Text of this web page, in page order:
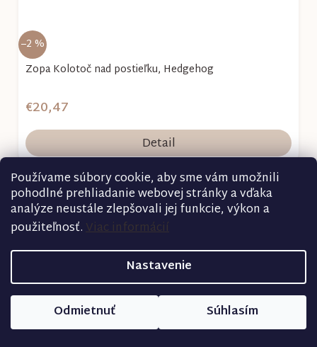
Používame súbory cookie, aby sme vám umožnili
pohodlné prehliadanie webovej stránky a vďaka
analýze neustále zlepšovali jej funkcie, výkon a
použiteľnosť.Viac informácií
Nastavenie
Odmietnuť Súhlasím
–2 %
Zopa Kolotoč nad postieľku, Hedgehog
€20,47
Detail